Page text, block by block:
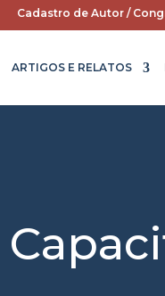
Cadastro de Autor /
ARTIGOS E RELATOS